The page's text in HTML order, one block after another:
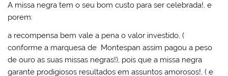
A missa negra tem o seu bom custo para ser celebrada!, e
porem:
a recompensa bem vale a pena o valor investido, (
conforme a marquesa de Montespan assim pagou a peso
de ouro as suas missas negras!), pois que a missa negra
garante prodigiosos resultados em assuntos amorosos!, ( e